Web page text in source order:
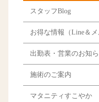
スタッフBlog
お得な情報（Line＆メ
出勤表・営業のお知
施術のご案内
マタニティすこやか